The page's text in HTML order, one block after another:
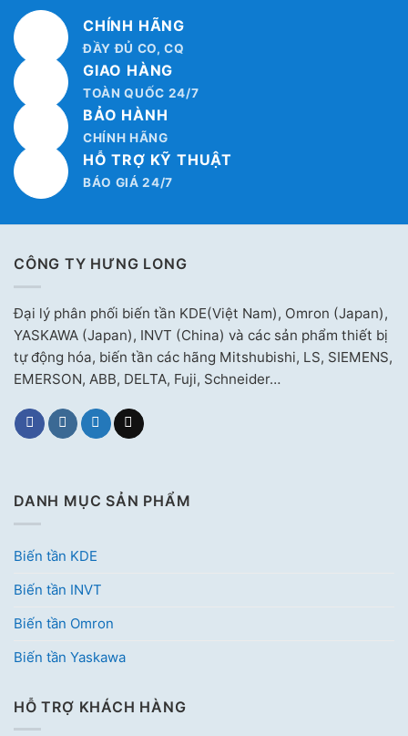
CHÍNH HÃNG
ĐẦY ĐỦ CO, CQ
GIAO HÀNG
TOÀN QUỐC 24/7
BẢO HÀNH
CHÍNH HÃNG
HỖ TRỢ KỸ THUẬT
BÁO GIÁ 24/7
CÔNG TY HƯNG LONG
Đại lý phân phối biến tần KDE(Việt Nam), Omron (Japan),
YASKAWA (Japan), INVT (China) và các sản phẩm thiết bị
tự động hóa, biến tần các hãng Mitshubishi, LS, SIEMENS,
EMERSON, ABB, DELTA, Fuji, Schneider…
DANH MỤC SẢN PHẨM
Biến tần KDE
Biến tần INVT
Biến tần Omron
Biến tần Yaskawa
HỖ TRỢ KHÁCH HÀNG